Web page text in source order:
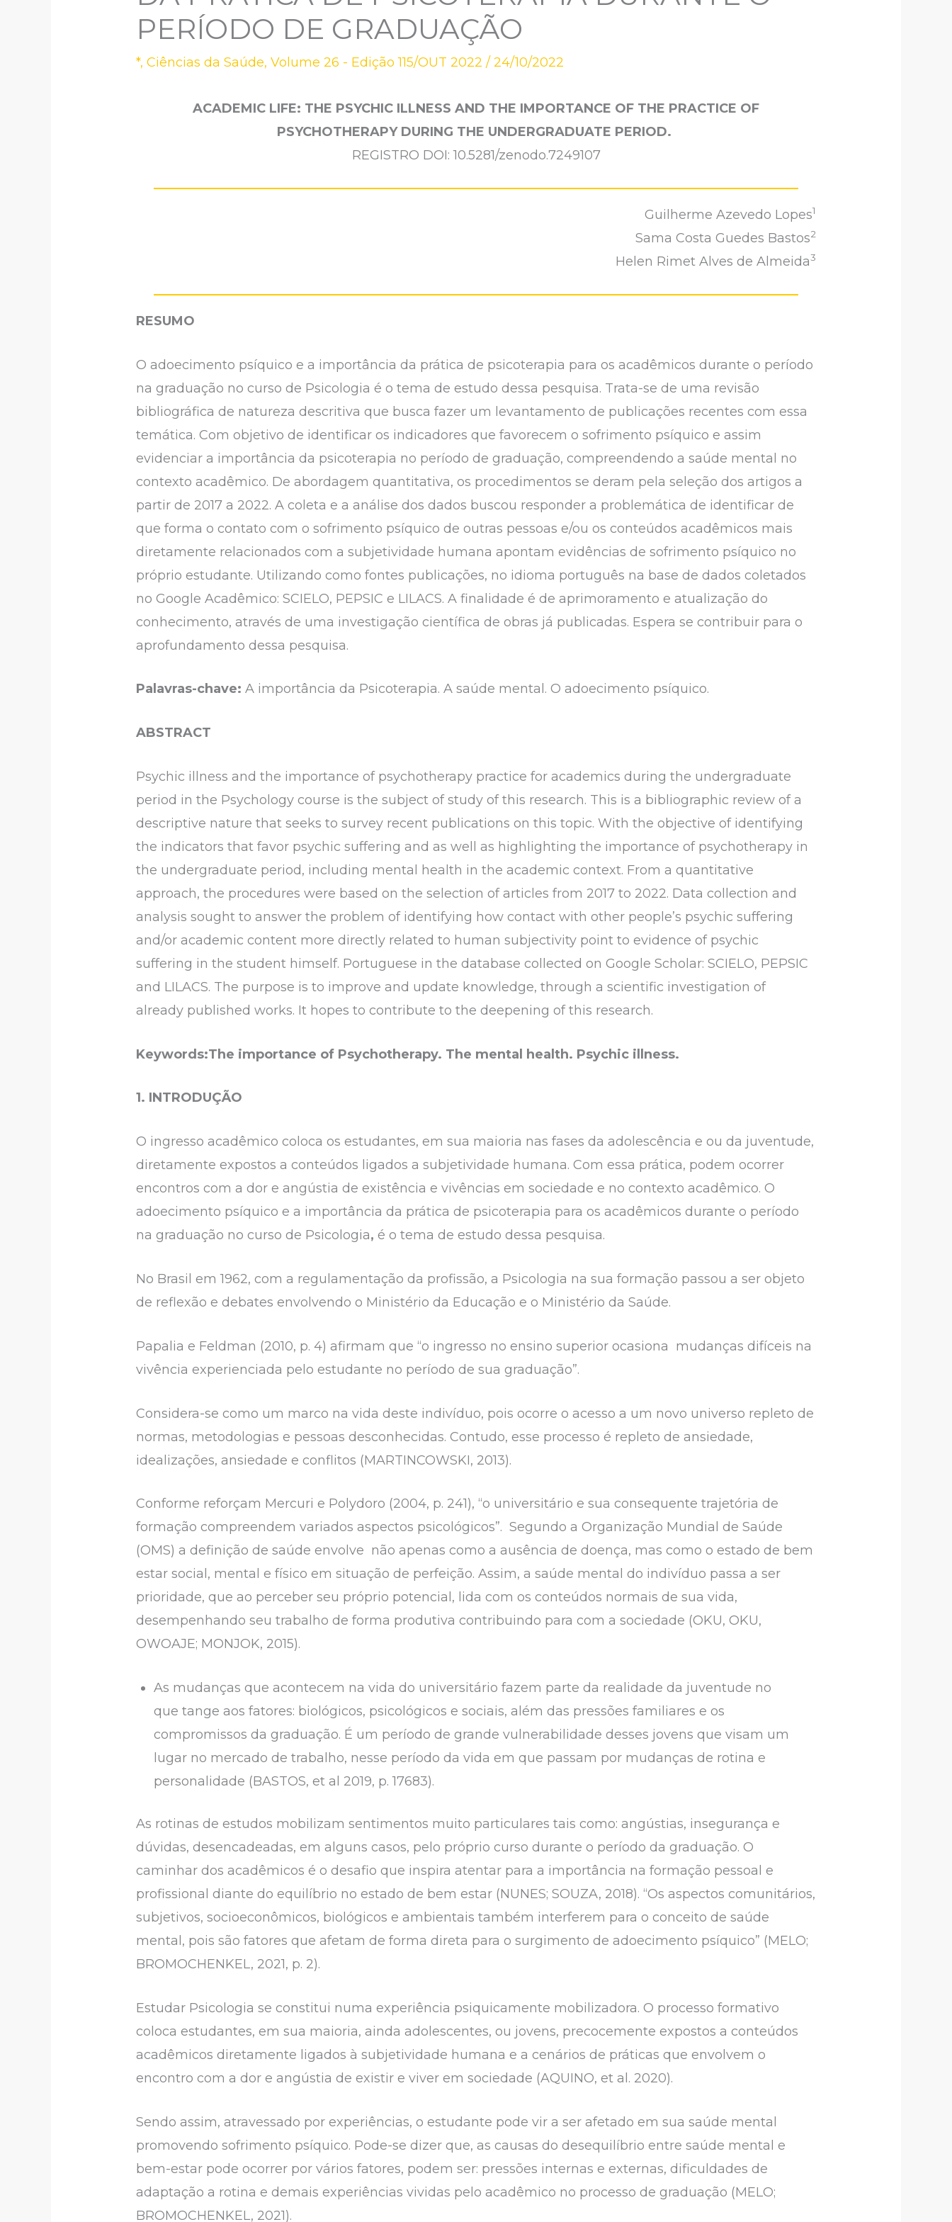
PERÍODO DE GRADUAÇÃO
*,Ciências da Saúde,Volume 26 - Edição 115/OUT 2022 /24/10/2022
ACADEMIC LIFE: THE PSYCHIC ILLNESS AND THE IMPORTANCE OF THE PRACTICE OF
PSYCHOTHERAPY DURING THE UNDERGRADUATE PERIOD.
REGISTRO DOI: 10.5281/zenodo.7249107
Guilherme Azevedo Lopes1
Sama Costa Guedes Bastos2
Helen Rimet Alves de Almeida3
RESUMO
O adoecimento psíquico e a importância da prática de psicoterapia para os acadêmicos durante o período
na graduação no curso de Psicologia é o tema de estudo dessa pesquisa. Trata-se de uma revisão
bibliográfica de natureza descritiva que busca fazer um levantamento de publicações recentes com essa
temática. Com objetivo de identificar os indicadores que favorecem o sofrimento psíquico e assim
evidenciar a importância da psicoterapia no período de graduação, compreendendo a saúde mental no
contexto acadêmico. De abordagem quantitativa, os procedimentos se deram pela seleção dos artigos a
partir de 2017 a 2022. A coleta e a análise dos dados buscou responder a problemática de identificar de
que forma o contato com o sofrimento psíquico de outras pessoas e/ou os conteúdos acadêmicos mais
diretamente relacionados com a subjetividade humana apontam evidências de sofrimento psíquico no
próprio estudante. Utilizando como fontes publicações, no idioma português na base de dados coletados
no Google Acadêmico: SCIELO, PEPSIC e LILACS. A finalidade é de aprimoramento e atualização do
conhecimento, através de uma investigação científica de obras já publicadas. Espera se contribuir para o
aprofundamento dessa pesquisa.
Palavras-chave:A importância da Psicoterapia. A saúde mental. O adoecimento psíquico.
ABSTRACT
Psychic illness and the importance of psychotherapy practice for academics during the undergraduate
period in the Psychology course is the subject of study of this research. This is a bibliographic review of a
descriptive nature that seeks to survey recent publications on this topic. With the objective of identifying
the indicators that favor psychic suffering and as well as highlighting the importance of psychotherapy in
the undergraduate period, including mental health in the academic context. From a quantitative
approach, the procedures were based on the selection of articles from 2017 to 2022. Data collection and
analysis sought to answer the problem of identifying how contact with other people’s psychic suffering
and/or academic content more directly related to human subjectivity point to evidence of psychic
suffering in the student himself. Portuguese in the database collected on Google Scholar: SCIELO, PEPSIC
and LILACS. The purpose is to improve and update knowledge, through a scientific investigation of
already published works. It hopes to contribute to the deepening of this research.
Keywords:The importance of Psychotherapy. The mental health. Psychic illness.
1. INTRODUÇÃO
O ingresso acadêmico coloca os estudantes, em sua maioria nas fases da adolescência e ou da juventude,
diretamente expostos a conteúdos ligados a subjetividade humana. Com essa prática, podem ocorrer
encontros com a dor e angústia de existência e vivências em sociedade e no contexto acadêmico. O
adoecimento psíquico e a importância da prática de psicoterapia para os acadêmicos durante o período
na graduação no curso de Psicologia, é o tema de estudo dessa pesquisa.
No Brasil em 1962, com a regulamentação da profissão, a Psicologia na sua formação passou a ser objeto
de reflexão e debates envolvendo o Ministério da Educação e o Ministério da Saúde.
Papalia e Feldman (2010, p. 4) afirmam que “o ingresso no ensino superior ocasiona mudanças difíceis na
vivência experienciada pelo estudante no período de sua graduação”.
Considera-se como um marco na vida deste indivíduo, pois ocorre o acesso a um novo universo repleto de
normas, metodologias e pessoas desconhecidas. Contudo, esse processo é repleto de ansiedade,
idealizações, ansiedade e conflitos (MARTINCOWSKI, 2013).
Conforme reforçam Mercuri e Polydoro (2004, p. 241), “o universitário e sua consequente trajetória de
formação compreendem variados aspectos psicológicos”. Segundo a Organização Mundial de Saúde
(OMS) a definição de saúde envolve não apenas como a ausência de doença, mas como o estado de bem
estar social, mental e físico em situação de perfeição. Assim, a saúde mental do indivíduo passa a ser
prioridade, que ao perceber seu próprio potencial, lida com os conteúdos normais de sua vida,
desempenhando seu trabalho de forma produtiva contribuindo para com a sociedade (OKU, OKU,
OWOAJE; MONJOK, 2015).
As mudanças que acontecem na vida do universitário fazem parte da realidade da juventude no
que tange aos fatores: biológicos, psicológicos e sociais, além das pressões familiares e os
compromissos da graduação. É um período de grande vulnerabilidade desses jovens que visam um
lugar no mercado de trabalho, nesse período da vida em que passam por mudanças de rotina e
personalidade (BASTOS, et al 2019, p. 17683).
As rotinas de estudos mobilizam sentimentos muito particulares tais como: angústias, insegurança e
dúvidas, desencadeadas, em alguns casos, pelo próprio curso durante o período da graduação. O
caminhar dos acadêmicos é o desafio que inspira atentar para a importância na formação pessoal e
profissional diante do equilíbrio no estado de bem estar (NUNES; SOUZA, 2018). “Os aspectos comunitários,
subjetivos, socioeconômicos, biológicos e ambientais também interferem para o conceito de saúde
mental, pois são fatores que afetam de forma direta para o surgimento de adoecimento psíquico” (MELO;
BROMOCHENKEL, 2021, p. 2).
Estudar Psicologia se constitui numa experiência psiquicamente mobilizadora. O processo formativo
coloca estudantes, em sua maioria, ainda adolescentes, ou jovens, precocemente expostos a conteúdos
acadêmicos diretamente ligados à subjetividade humana e a cenários de práticas que envolvem o
encontro com a dor e angústia de existir e viver em sociedade (AQUINO, et al. 2020).
Sendo assim, atravessado por experiências, o estudante pode vir a ser afetado em sua saúde mental
promovendo sofrimento psíquico. Pode-se dizer que, as causas do desequilíbrio entre saúde mental e
bem-estar pode ocorrer por vários fatores, podem ser: pressões internas e externas, dificuldades de
adaptação a rotina e demais experiências vividas pelo acadêmico no processo de graduação (MELO;
BROMOCHENKEL, 2021).